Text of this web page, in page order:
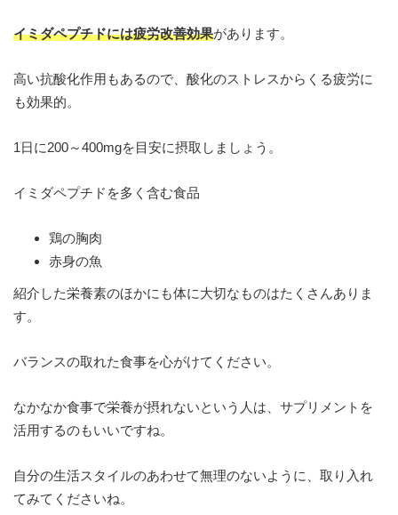
イミダペプチドには疲労改善効果があります。
高い抗酸化作用もあるので、酸化のストレスからくる疲労に
も効果的。
1日に200～400mgを目安に摂取しましょう。
イミダペプチドを多く含む食品
鶏の胸肉
赤身の魚
紹介した栄養素のほかにも体に大切なものはたくさんありま
す。
バランスの取れた食事を心がけてください。
なかなか食事で栄養が摂れないという人は、サプリメントを
活用するのもいいですね。
自分の生活スタイルのあわせて無理のないように、取り入れ
てみてくださいね。